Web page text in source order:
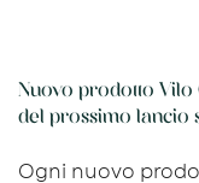
Nuovo prodotto Vilo
del prossimo lancio
Ogni nuovo